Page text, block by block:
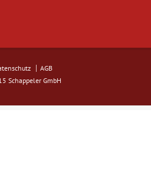
AGB
Schappeler GmbH